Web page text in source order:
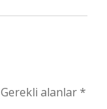
Gerekli alanlar*